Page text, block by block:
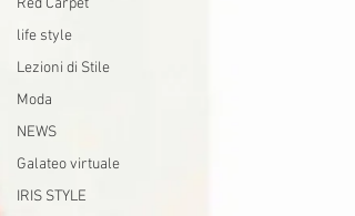
Red Carpet
life style
Lezioni di Stile
Moda
NEWS
Galateo virtuale
IRIS STYLE